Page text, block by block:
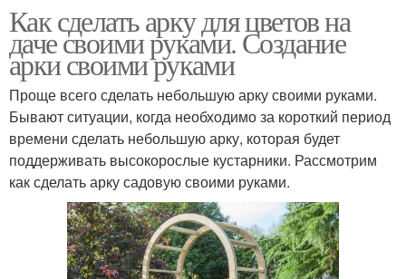
Как сделать арку для цветов на
даче своими руками. Создание
арки своими руками
Проще всего сделать небольшую арку своими руками.
Бывают ситуации, когда необходимо за короткий период
времени сделать небольшую арку, которая будет
поддерживать высокорослые кустарники. Рассмотрим
как сделать арку садовую своими руками.